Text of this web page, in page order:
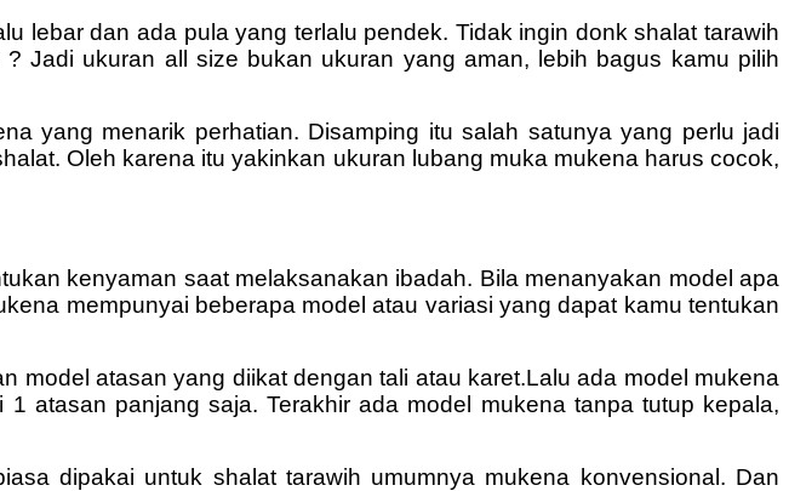
lebar dan ada pula yang terlalu pendek. Tidak ingin donk shalat tarawih
Jadi ukuran all size bukan ukuran yang aman, lebih bagus kamu pilih
yang menarik perhatian. Disamping itu salah satunya yang perlu jadi
Oleh karena itu yakinkan ukuran lubang muka mukena harus cocok,
kenyaman saat melaksanakan ibadah. Bila menanyakan model apa
mempunyai beberapa model atau variasi yang dapat kamu tentukan
model atasan yang diikat dengan tali atau karet.Lalu ada model mukena
atasan panjang saja. Terakhir ada model mukena tanpa tutup kepala,
dipakai untuk shalat tarawih umumnya mukena konvensional. Dan